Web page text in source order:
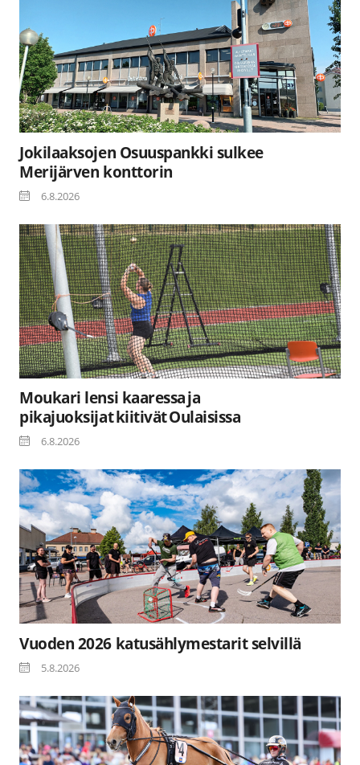
Jokilaaksojen Osuuspankki sulkee
Merijärven konttorin
6.8.2026
Moukari lensi kaaressa ja
pikajuoksijat kiitivät Oulaisissa
6.8.2026
Vuoden 2026 katusählymestarit selvillä
5.8.2026